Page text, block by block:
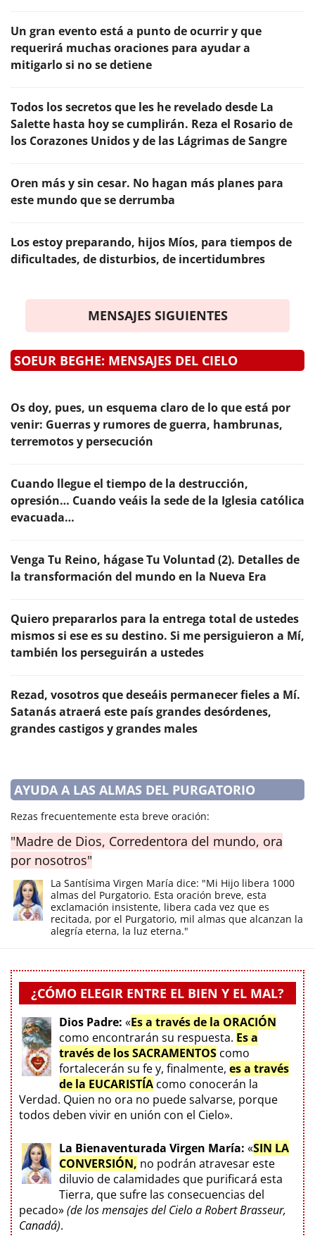
Un gran evento está a punto de ocurrir y que
requerirá muchas oraciones para ayudar a
mitigarlo si no se detiene
Todos los secretos que les he revelado desde La
Salette hasta hoy se cumplirán. Reza el Rosario de
los Corazones Unidos y de las Lágrimas de Sangre
Oren más y sin cesar. No hagan más planes para
este mundo que se derrumba
Los estoy preparando, hijos Míos, para tiempos de
dificultades, de disturbios, de incertidumbres
MENSAJES SIGUIENTES
SOEUR BEGHE: MENSAJES DEL CIELO
Os doy, pues, un esquema claro de lo que está por
venir: Guerras y rumores de guerra, hambrunas,
terremotos y persecución
Cuando llegue el tiempo de la destrucción,
opresión… Cuando veáis la sede de la Iglesia católica
evacuada…
Venga Tu Reino, hágase Tu Voluntad (2). Detalles de
la transformación del mundo en la Nueva Era
Quiero prepararlos para la entrega total de ustedes
mismos si ese es su destino. Si me persiguieron a Mí,
también los perseguirán a ustedes
Rezad, vosotros que deseáis permanecer fieles a Mí.
Satanás atraerá este país grandes desórdenes,
grandes castigos y grandes males
AYUDA A LAS ALMAS DEL PURGATORIO
Rezas frecuentemente esta breve oración:
"Madre de Dios, Corredentora del mundo, ora
por nosotros"
La Santísima Virgen María dice: "Mi Hijo libera 1000
almas del Purgatorio. Esta oración breve, esta
exclamación insistente, libera cada vez que es
recitada, por el Purgatorio, mil almas que alcanzan la
alegría eterna, la luz eterna."
¿CÓMO ELEGIR ENTRE EL BIEN Y EL MAL?
Dios Padre: «Es a través de la ORACIÓN
como encontrarán su respuesta. Es a
través de los SACRAMENTOS como
fortalecerán su fe y, finalmente, es a través
de la EUCARISTÍA como conocerán la
Verdad. Quien no ora no puede salvarse, porque
todos deben vivir en unión con el Cielo».
La Bienaventurada Virgen María: «SIN LA
CONVERSIÓN, no podrán atravesar este
diluvio de calamidades que purificará esta
Tierra, que sufre las consecuencias del
pecado»(de los mensajes del Cielo a Robert Brasseur,
Canadá).